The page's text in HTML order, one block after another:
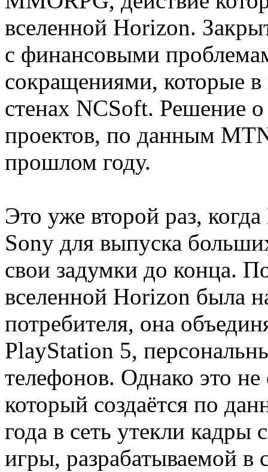
вселенной Horizon.
с финансовыми
сокращениями, которые
стенах NCSoft. Решение
проектов, по данным
прошлом году.
Это уже второй раз,
Sony для выпуска
свои задумки до конца.
вселенной Horizon была
потребителя, она
PlayStation 5,
телефонов. Однако это
который создаётся по
года в сеть утекли
игры, разрабатываемой в